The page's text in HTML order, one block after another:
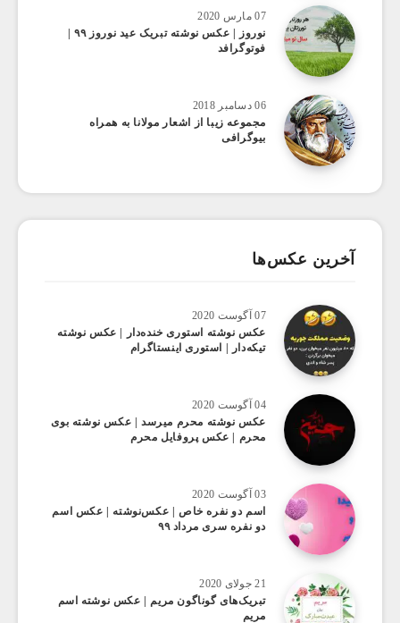
07 مارس 2020
نوروز | عکس نوشته تبریک عید نوروز ۹۹ |
فوتوگرافد
06 دسامبر 2018
مجموعه زیبا از اشعار مولانا به همراه
بیوگرافی
آخرین عکس‌ها
07 آگوست 2020
عکس ‌نوشته استوری خنده‌دار | عکس نوشته
تیکه‌دار | استوری اینستاگرام
04 آگوست 2020
عکس ‌نوشته محرم میرسد | عکس نوشته بوی
محرم | عکس پروفایل محرم
03 آگوست 2020
اسم دو نفره خاص | عکس‌نوشته | عکس اسم
دو نفره سری مرداد ۹۹
21 جولای 2020
تبریک‌های گوناگون مریم | عکس نوشته اسم
مریم